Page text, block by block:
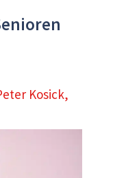
Kosick,